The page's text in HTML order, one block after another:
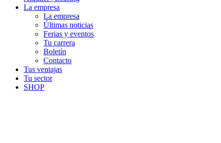
La empresa
La empresa
Últimas noticias
Ferias y eventos
Tu carrera
Boletín
Contacto
Tus ventajas
Tu sector
SHOP